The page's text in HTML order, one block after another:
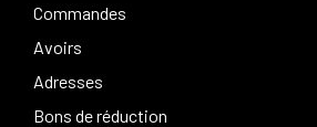
Commandes
Avoirs
Adresses
Bons de réduction